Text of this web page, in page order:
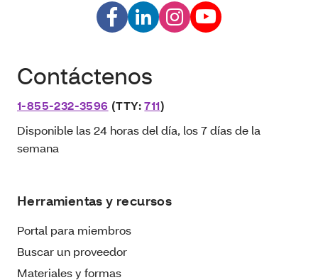
Contáctenos
1-855-232-3596 (TTY:711)
Disponible las 24 horas del día, los 7 días de la
semana
Herramientas y recursos
Portal para miembros
Buscar un proveedor
Materiales y formas